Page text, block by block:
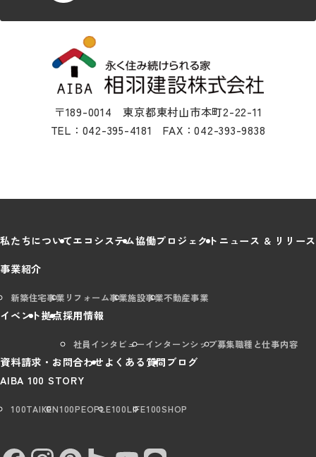
〒189-0014 東京都東村山市本町2-22-11
TEL：042-395-4181 FAX：042-393-9838
私たちについてエコシステム協働プロジェクト ニュース & リリース
事業紹介
新築住宅事業 リフォーム事業施設事業不動産事業
イベント拠点採用情報
社員インタビューインターンシップ募集職種と仕事内容
資料請求・お問合わせ よくある質問 ブログ
AIBA 100 STORY
100TAIKEN100PEOPLE100LIFE100SHOP